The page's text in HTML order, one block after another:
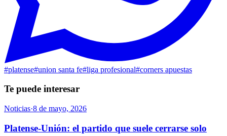
#platense#union santa fe#liga profesional#corners apuestas
Te puede interesar
Noticias·8 de mayo, 2026
Platense-Unión: el partido que suele cerrarse solo